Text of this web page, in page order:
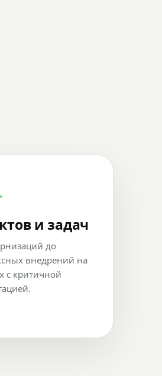
и задач
до
внедрений на
с критичной